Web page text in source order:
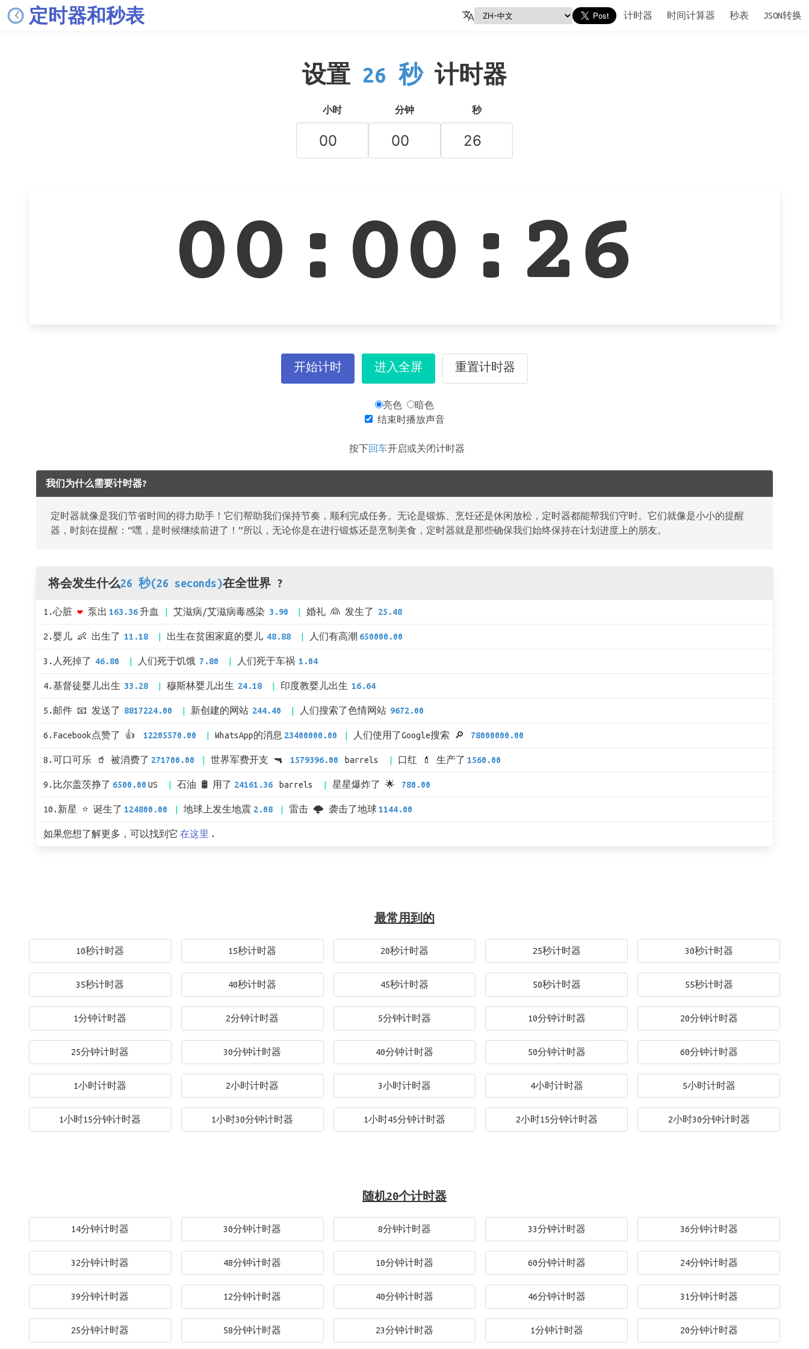
定时器和秒表 计时器 时间计算器 秒表 JSON转换
设置 26 秒 计时器
小时 分钟 秒
00:00:26
开始计时 进入全屏 重置计时器
亮色
暗色
结束时播放声音
按下 回车开启或关闭计时器
我们为什么需要计时器?
定时器就像是我们节省时间的得力助手！它们帮助我们保持节奏，顺利完成任务。无论是锻炼、烹饪还是休闲放松，定时器都能帮我们守时。它们就像是小小的提醒
器，时刻在提醒：“嘿，是时候继续前进了！”所以，无论你是在进行锻炼还是烹制美食，定时器就是那些确保我们始终保持在计划进度上的朋友。
将会发生什么26 秒(26 seconds)在全世界 ?
1.心脏 ❤ 泵出 163.36 升血 艾滋病/艾滋病毒感染 3.90 婚礼 👰 发生了 25.48
2.婴儿 👶 出生了 11.18 出生在贫困家庭的婴儿 48.88 人们有高潮 650000.00
3.人死掉了 46.80 人们死于饥饿 7.80 人们死于车祸 1.04
4.基督徒婴儿出生 33.28 穆斯林婴儿出生 24.18 印度教婴儿出生 16.64
5.邮件 📧 发送了 8817224.00 新创建的网站 244.40 人们搜索了色情网站 9672.00
6.Facebook点赞了 👍 12205570.00 WhatsApp的消息 23400000.00 人们使用了Google搜索 🔎 78000000.00
8.可口可乐 🥤 被消费了 271700.00 世界军费开支 🔫 1579396.00 barrels 口红 💄 生产了 1560.00
9.比尔盖茨挣了 6500.00 US 石油 🛢 用了 24161.36 barrels 星星爆炸了 🌟 780.00
10.新星 ⭐ 诞生了 124800.00 地球上发生地震 2.08 雷击 🌩 袭击了地球 1144.00
如果您想了解更多，可以找到它 在这里 .
最常用到的
10秒计时器 15秒计时器 20秒计时器 25秒计时器 30秒计时器
35秒计时器 40秒计时器 45秒计时器 50秒计时器 55秒计时器
1分钟计时器 2分钟计时器 5分钟计时器 10分钟计时器 20分钟计时器
25分钟计时器 30分钟计时器 40分钟计时器 50分钟计时器 60分钟计时器
1小时计时器 2小时计时器 3小时计时器 4小时计时器 5小时计时器
1小时15分钟计时器 1小时30分钟计时器 1小时45分钟计时器 2小时15分钟计时器 2小时30分钟计时器
随机20个计时器
14分钟计时器 30分钟计时器 8分钟计时器 33分钟计时器 36分钟计时器
32分钟计时器 48分钟计时器 10分钟计时器 60分钟计时器 24分钟计时器
39分钟计时器 12分钟计时器 40分钟计时器 46分钟计时器 31分钟计时器
25分钟计时器 58分钟计时器 23分钟计时器 1分钟计时器 20分钟计时器